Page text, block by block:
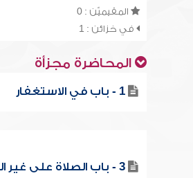
المقيميّن : 0
في خزائن : 1
المحاضرة مجزأة
1 - باب في الاستغفار
3 - باب الصلاة على غير النبي صلى الله عليه وسلم